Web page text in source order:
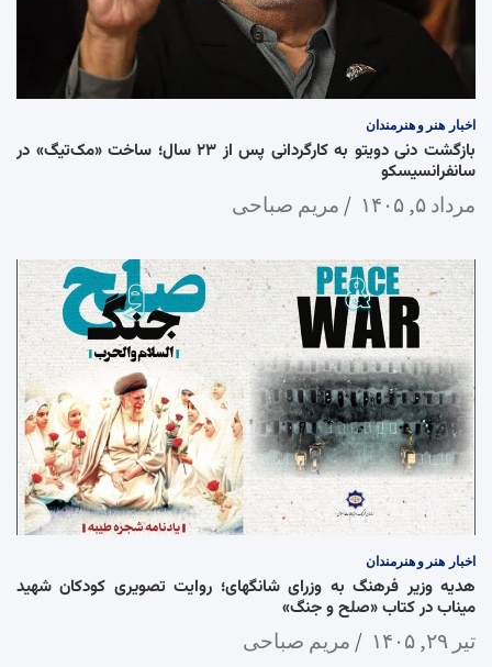
اخبار هنر و هنرمندان
بازگشت دنی دویتو به کارگردانی پس از ۲۳ سال؛ ساخت «مک‌تیگ» در
سانفرانسیسکو
مرداد ۵, ۱۴۰۵ مریم صباحی
اخبار هنر و هنرمندان
هدیه وزیر فرهنگ به وزرای شانگهای؛ روایت تصویری کودکان شهید
میناب در کتاب «صلح و جنگ»
تیر ۲۹, ۱۴۰۵ مریم صباحی